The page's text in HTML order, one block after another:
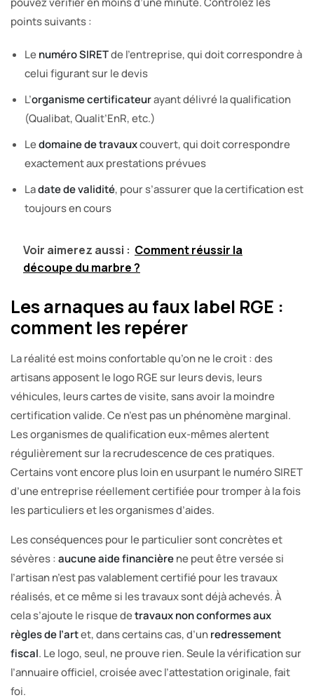
points suivants :
Lenuméro SIRETde l’entreprise, qui doit correspondre à
celui figurant sur le devis
L’organisme certificateurayant délivré la qualification
(Qualibat, Qualit’EnR, etc.)
Ledomaine de travauxcouvert, qui doit correspondre
exactement aux prestations prévues
Ladate de validité, pour s’assurer que la certification est
toujours en cours
Voir aimerez aussi : Comment réussir la
découpe du marbre ?
Les arnaques au faux label RGE :
comment les repérer
La réalité est moins confortable qu’on ne le croit : des
artisans apposent le logo RGE sur leurs devis, leurs
véhicules, leurs cartes de visite, sans avoir la moindre
certification valide. Ce n’est pas un phénomène marginal.
Les organismes de qualification eux-mêmes alertent
régulièrement sur la recrudescence de ces pratiques.
Certains vont encore plus loin en usurpant le numéro SIRET
d’une entreprise réellement certifiée pour tromper à la fois
les particuliers et les organismes d’aides.
Les conséquences pour le particulier sont concrètes et
sévères :aucune aide financièrene peut être versée si
l’artisan n’est pas valablement certifié pour les travaux
réalisés, et ce même si les travaux sont déjà achevés. À
cela s’ajoute le risque detravaux non conformes aux
règles de l’artet, dans certains cas, d’unredressement
fiscal. Le logo, seul, ne prouve rien. Seule la vérification sur
l’annuaire officiel, croisée avec l’attestation originale, fait
foi.